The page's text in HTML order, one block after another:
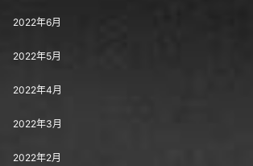
2022年6月
2022年5月
2022年4月
2022年3月
2022年2月